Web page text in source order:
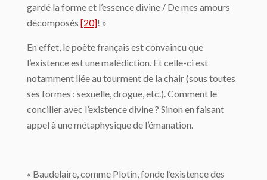
gardé la forme et l’essence divine / De mes amours
décomposés [20]! »
En effet, le poète français est convaincu que
l’existence est une malédiction. Et celle-ci est
notamment liée au tourment de la chair (sous toutes
ses formes : sexuelle, drogue, etc.). Comment le
concilier avec l’existence divine ? Sinon en faisant
appel à une métaphy­sique de l’émanation.
« Baudelaire, comme Plotin, fonde l’existence des